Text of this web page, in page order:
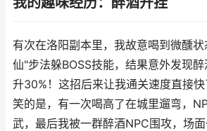
有次在洛阳副本里，我故意喝到微醺
仙"步法躲BOSS技能，结果意外发现
升30%！这招后来让我通关速度直接
笑的是，有一次喝高了在城里遛弯，
武，最后我被一群醉酒NPC围攻，场